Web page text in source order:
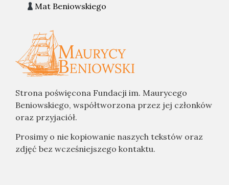
Strona poświęcona Fundacji im. Maurycego
Beniowskiego, współtworzona przez jej członków
oraz przyjaciół.
Prosimy o nie kopiowanie naszych tekstów oraz
zdjęć bez wcześniejszego kontaktu.
Mat Beniowskiego